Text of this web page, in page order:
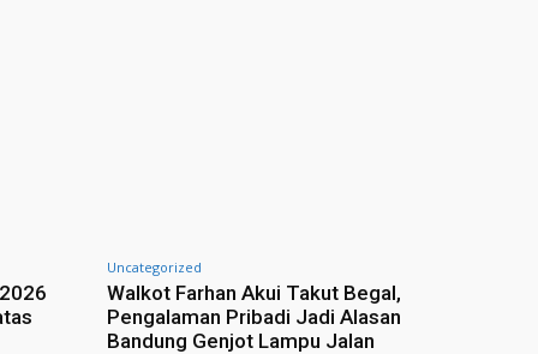
Uncategorized
Walkot Farhan Akui Takut Begal,
Pengalaman Pribadi Jadi Alasan
Bandung Genjot Lampu Jalan